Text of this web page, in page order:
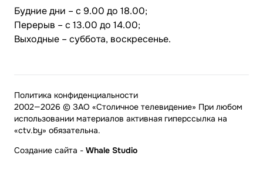
Будние дни – с 9.00 до 18.00;
Перерыв – с 13.00 до 14.00;
Выходные – суббота, воскресенье.
2002—2026 © ЗАО «Столичное телевидение» При любом
использовании материалов активная гиперссылка на
«ctv.by» обязательна.
Политика конфиденциальности
Создание сайта - Whale Studio